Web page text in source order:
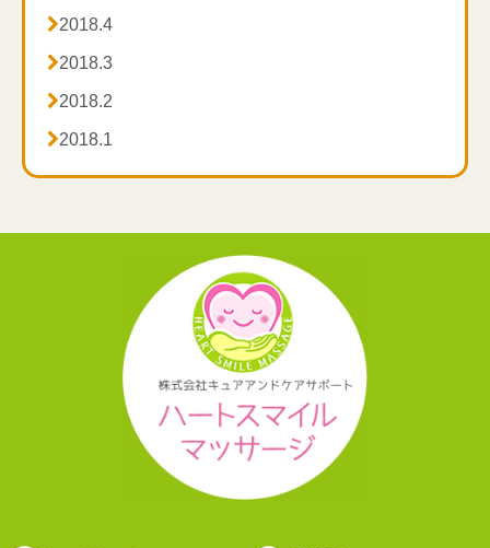
2018.4
2018.3
2018.2
2018.1